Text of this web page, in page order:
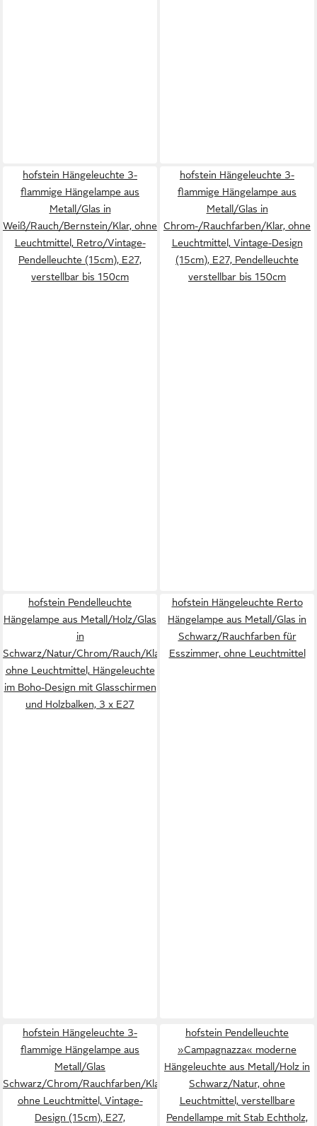
hofstein Hängeleuchte 3-
flammige Hängelampe aus
Metall/Glas in
Weiß/Rauch/Bernstein/Klar, ohne
Leuchtmittel, Retro/Vintage-
Pendelleuchte (15cm), E27,
verstellbar bis 150cm
hofstein Hängeleuchte 3-
flammige Hängelampe aus
Metall/Glas in
Chrom-/Rauchfarben/Klar, ohne
Leuchtmittel, Vintage-Design
(15cm), E27, Pendelleuchte
verstellbar bis 150cm
hofstein Pendelleuchte
Hängelampe aus Metall/Holz/Glas
in
Schwarz/Natur/Chrom/Rauch/Klar,
ohne Leuchtmittel, Hängeleuchte
im Boho-Design mit Glasschirmen
und Holzbalken, 3 x E27
hofstein Hängeleuchte Rerto
Hängelampe aus Metall/Glas in
Schwarz/Rauchfarben für
Esszimmer, ohne Leuchtmittel
hofstein Hängeleuchte 3-
flammige Hängelampe aus
Metall/Glas
Schwarz/Chrom/Rauchfarben/Klar,
ohne Leuchtmittel, Vintage-
Design (15cm), E27,
hofstein Pendelleuchte
»Campagnazza« moderne
Hängeleuchte aus Metall/Holz in
Schwarz/Natur, ohne
Leuchtmittel, verstellbare
Pendellampe mit Stab Echtholz,